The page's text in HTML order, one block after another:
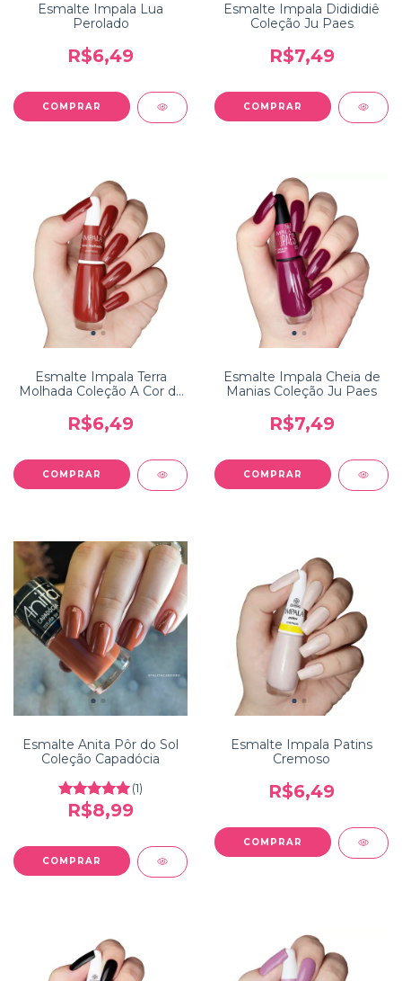
Esmalte Impala Lua
Perolado
R$6,49
Esmalte Impala Didididiê
Coleção Ju Paes
R$7,49
Esmalte Impala Terra
Molhada Coleção A Cor da
R$6,49
Esmalte Impala Cheia de
Manias Coleção Ju Paes
R$7,49
Esmalte Anita Pôr do Sol
Coleção Capadócia
(1)
R$8,99
Esmalte Impala Patins
Cremoso
R$6,49